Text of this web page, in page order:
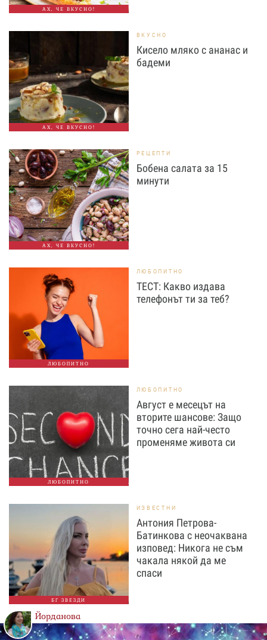
АХ, ЧЕ ВКУСНО!
АХ, ЧЕ ВКУСНО!
ВКУСНО
Кисело мляко с ананас и
бадеми
АХ, ЧЕ ВКУСНО!
РЕЦЕПТИ
Бобена салата за 15
минути
ЛЮБОПИТНО
ЛЮБОПИТНО
ТЕСТ: Какво издава
телефонът ти за теб?
ЛЮБОПИТНО
ЛЮБОПИТНО
Август е месецът на
вторите шансове: Защо
точно сега най-често
променяме живота си
БГ ЗВЕЗДИ
ИЗВЕСТНИ
Антония Петрова-
Батинкова с неочаквана
изповед: Никога не съм
чакала някой да ме
спаси
Йорданова